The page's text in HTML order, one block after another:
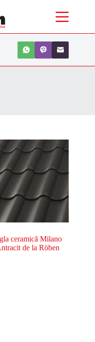
ceramică Milano
de la Röben